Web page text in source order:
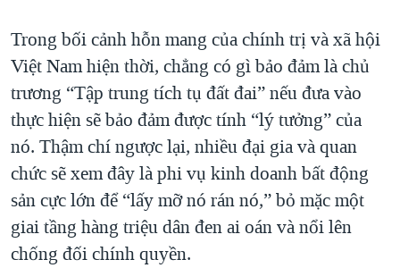
Trong bối cảnh hỗn mang của chính trị và xã hội
Việt Nam hiện thời, chẳng có gì bảo đảm là chủ
trương “Tập trung tích tụ đất đai” nếu đưa vào
thực hiện sẽ bảo đảm được tính “lý tưởng” của
nó. Thậm chí ngược lại, nhiều đại gia và quan
chức sẽ xem đây là phi vụ kinh doanh bất động
sản cực lớn để “lấy mỡ nó rán nó,” bỏ mặc một
giai tầng hàng triệu dân đen ai oán và nổi lên
chống đối chính quyền.